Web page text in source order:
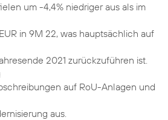
um -4,4% niedriger aus als im
in 9M 22, was hauptsächlich auf
2021 zurückzuführen ist.
auf RoU-Anlagen und
aus.